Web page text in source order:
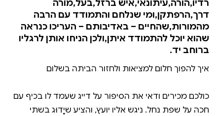
רדיו,הורה,עיתונאי,איש ברזל,בעל,מורה
דרך,הרפתקן,ומי שנלחם והתמודד עם הרבה
מהמורות,שהחיים – באדיבותם – העריכו כנראה
שהוא יוכל להתמודד איתן,ולכן הניחו אותן לרגליו
ברוחב יד.
כולכם מכירים ודאי את הסיפור על דייג שעמד לו בכיף עם
חכה על שפת נחל. ניגש אליו יועץ, והציע שיָדוּג בשתי